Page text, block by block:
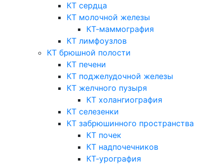
КТ сердца
КТ молочной железы
КТ-маммография
КТ лимфоузлов
КТ брюшной полости
КТ печени
КТ поджелудочной железы
КТ желчного пузыря
КТ холангиография
КТ селезенки
КТ забрюшинного пространства
КТ почек
КТ надпочечников
КТ-урография